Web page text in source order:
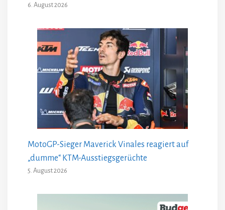
6. August 2026
MotoGP-Sieger Maverick Vinales reagiert auf
„dumme“ KTM-Ausstiegsgerüchte
5. August 2026